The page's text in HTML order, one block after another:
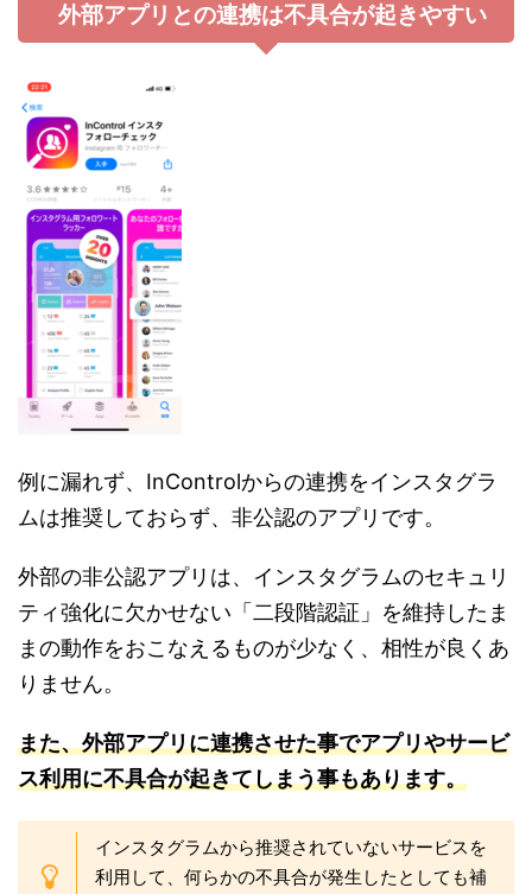
外部アプリとの連携は不具合が起きやすい
例に漏れず、InControlからの連携をインスタグラ
ムは推奨しておらず、非公認のアプリです。
外部の非公認アプリは、インスタグラムのセキュリ
ティ強化に欠かせない「二段階認証」を維持したま
まの動作をおこなえるものが少なく、相性が良くあ
りません。
また、外部アプリに連携させた事でアプリやサービ
ス利用に不具合が起きてしまう事もあります。
インスタグラムから推奨されていないサービスを
利用して、何らかの不具合が発生したとしても補